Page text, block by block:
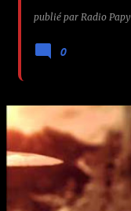
publié par Radio
0